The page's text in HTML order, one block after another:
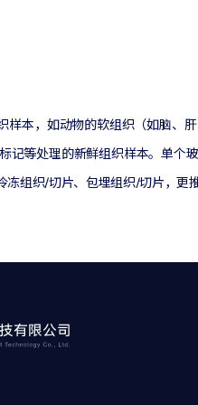
样本，如动物的软组织（如脑、
记等处理的新鲜组织样本。单
组织/切片、包埋组织/切片，更